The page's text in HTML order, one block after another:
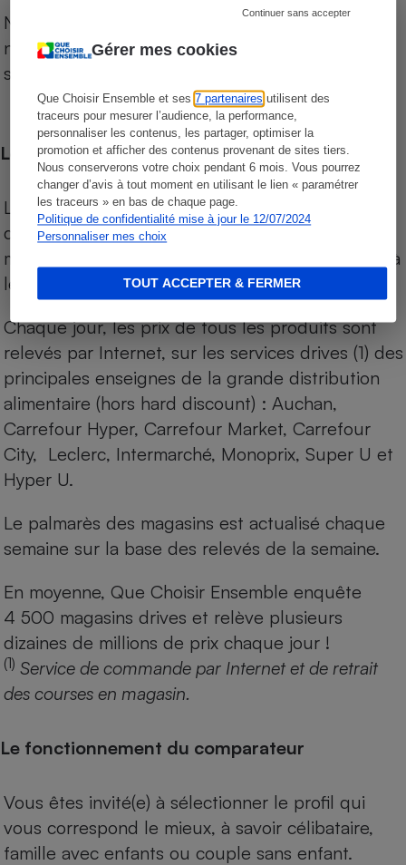
Gérer mes cookies
Que Choisir Ensemble et ses7 partenaires utilisent des
traceurs pour mesurer l’audience, la performance,
personnaliser les contenus, les partager, optimiser la
promotion et afficher des contenus provenant de sites tiers.
Nous conserverons votre choix pendant 6 mois. Vous pourrez
changer d’avis à tout moment en utilisant le lien « paramétrer
les traceurs » en bas de chaque page.
Politique de confidentialité mise à jour le 12/07/2024
Personnaliser mes choix
Continuer sans accepter
TOUT ACCEPTER & FERMER
Notre comparateur de supermarchés propose le
niveau de prix des supermarchés, géolocalisés
sur le territoire français.
Les comparaisons de prix
Les comparaisons sont réalisées sur l’ensemble
des produits des magasins. Les produits de
marques de distributeurs (MDD) sont comparés à
leurs équivalents chez leurs concurrents.
Chaque jour, les prix de tous les produits sont
relevés par Internet, sur les services drives (1) des
principales enseignes de la grande distribution
alimentaire (hors hard discount) : Auchan,
Carrefour Hyper, Carrefour Market, Carrefour
City, Leclerc, Intermarché, Monoprix, Super U et
Hyper U.
Le palmarès des magasins est actualisé chaque
semaine sur la base des relevés de la semaine.
En moyenne, Que Choisir Ensemble enquête
4 500 magasins drives et relève plusieurs
dizaines de millions de prix chaque jour !
(1) Service de commande par Internet et de retrait
des courses en magasin.
Le fonctionnement du comparateur
Vous êtes invité(e) à sélectionner le profil qui
vous correspond le mieux, à savoir célibataire,
famille avec enfants ou couple sans enfant.